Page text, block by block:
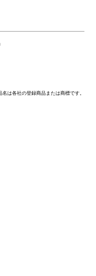
は各社の登録商品または商標です。